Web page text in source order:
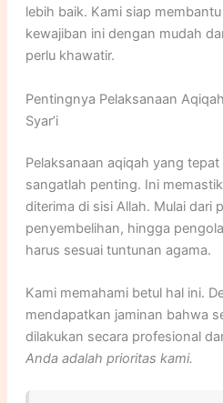
lebih baik. Kami siap
kewajiban ini dengan mudah
perlu khawatir.
Pentingnya Pelaksanaan
Syar’i
Pelaksanaan aqiqah yang
sangatlah penting. Ini
diterima di sisi Allah. Mulai dari
penyembelihan, hingga
harus sesuai tuntunan agama.
Kami memahami betul hal ini.
mendapatkan jaminan bahwa
dilakukan secara profesional
Anda adalah prioritas kami.